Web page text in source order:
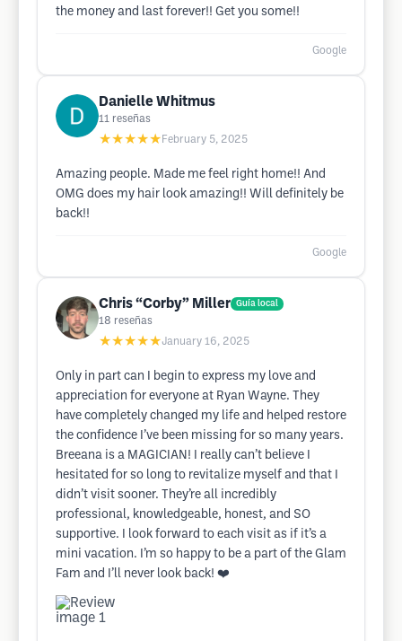
the money and last forever!! Get you some!!
Google
Danielle Whitmus
11 reseñas
★★★★★ February 5, 2025
Amazing people. Made me feel right home!! And
OMG does my hair look amazing!! Will definitely be
back!!
Google
Chris “Corby” Miller Guía local
18 reseñas
★★★★★January 16, 2025
Only in part can I begin to express my love and
appreciation for everyone at Ryan Wayne. They
have completely changed my life and helped restore
the confidence I’ve been missing for so many years.
Breeana is a MAGICIAN! I really can’t believe I
hesitated for so long to revitalize myself and that I
didn’t visit sooner. They’re all incredibly
professional, knowledgeable, honest, and SO
supportive. I look forward to each visit as if it’s a
mini vacation. I’m so happy to be a part of the Glam
Fam and I’ll never look back! ❤️